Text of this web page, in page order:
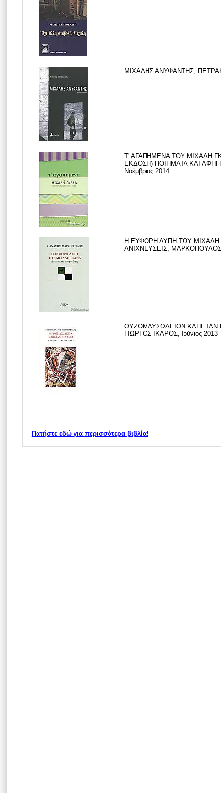
ΜΙΧΑΛΗΣ ΑΝΥΦΑΝΤΗΣ,
Τ' ΑΓΑΠΗΜΕΝΑ ΤΟΥ ΜΙΧΑΛΗ
ΕΚΔΟΣΗ) ΠΟΙΗΜΑΤΑ ΚΑΙ
Νοέμβριος 2014
Η ΕΥΦΟΡΗ ΛΥΠΗ ΤΟΥ ΜΙΧΑΛΗ
ΑΝΙΧΝΕΥΣΕΙΣ, ΜΑΡΚΟΠΟΥΛΟΣ
ΟΥΖΟΜΑΥΣΩΛΕΙΟΝ ΚΑΠΕΤΑΝ
ΓΙΩΡΓΟΣ-ΙΚΑΡΟΣ, Ιούνιος 2013
Πατήστε εδώ για περισσότερα βιβλία!